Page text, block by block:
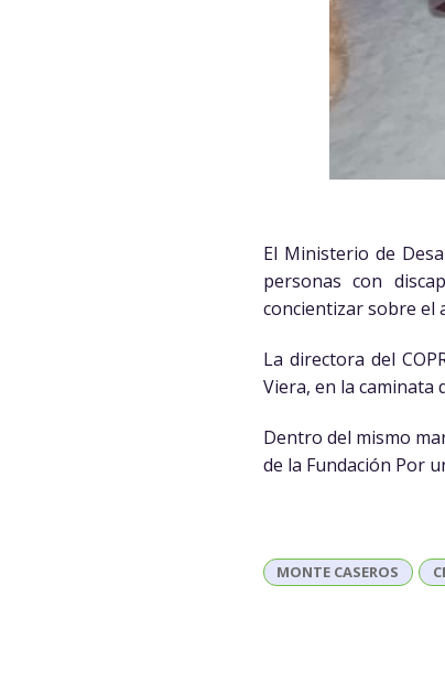
El Ministerio de
personas con
concientizar sobre el
La directora del
Viera, en la caminata
Dentro del mismo
de la Fundación Por
MONTE CASEROS